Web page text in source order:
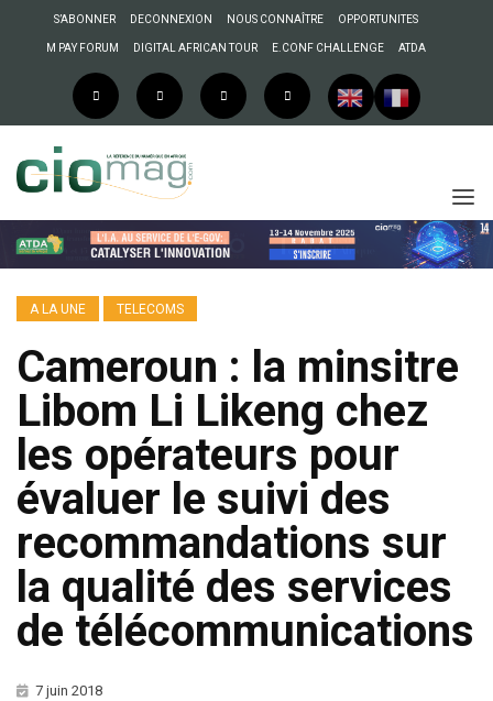
S’ABONNER DECONNEXION NOUS CONNAÎTRE OPPORTUNITES
M PAY FORUM DIGITAL AFRICAN TOUR E.CONF CHALLENGE ATDA
A LA UNE TELECOMS
Cameroun : la minsitre
Libom Li Likeng chez
les opérateurs pour
évaluer le suivi des
recommandations sur
la qualité des services
de télécommunications
7 juin 2018